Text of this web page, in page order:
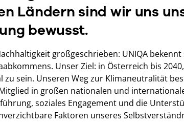
Ländern sind wir uns
bewusst.
großgeschrieben: UNIQA bekennt
Unser Ziel: in Österreich bis
zu sein. Unseren Weg zur Klimaneutralität
in großen nationalen und
soziales Engagement und die
Faktoren unseres